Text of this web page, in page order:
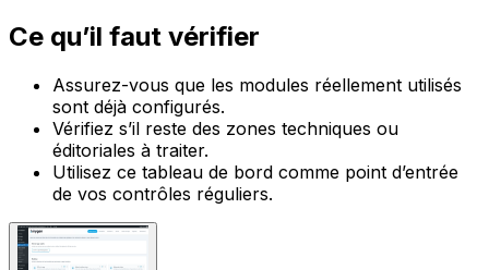
Ce qu’il faut vérifier
Assurez-vous que les modules réellement utilisés
sont déjà configurés.
Vérifiez s’il reste des zones techniques ou
éditoriales à traiter.
Utilisez ce tableau de bord comme point d’entrée
de vos contrôles réguliers.